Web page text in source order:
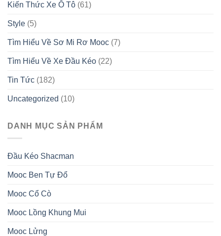
2026
Trời
Kiến Thức Xe Ô Tô (61)
Style (5)
Tìm Hiểu Về Sơ Mi Rơ Mooc (7)
Tìm Hiểu Về Xe Đầu Kéo (22)
Tin Tức (182)
Uncategorized (10)
DANH MỤC SẢN PHẨM
Đầu Kéo Shacman
Mooc Ben Tự Đổ
Mooc Cổ Cò
Mooc Lồng Khung Mui
Mooc Lửng